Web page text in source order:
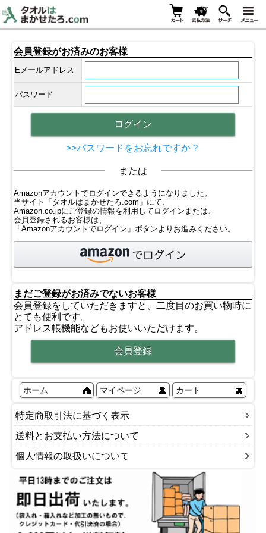
会員登録がお済みのお客様
Eメールアドレス
パスワード
>>パスワードをお忘れですか？
または
Amazonアカウントでログインできるようになりました。
当サイト「タオルはまかせたろ.com」にて、
Amazon.co.jpにご登録の情報を利用してログインまたは、
会員登録されるお客様は、
「Amazonアカウントでログイン」ボタンよりお進みください。
まだご登録がお済みでないお客様
会員登録をしていただきますと、二度目のお買い物時に
とても便利です。
アドレス帳機能などもお使いいただけます。
ホーム マイページ カート
特定商取引法に基づく表示
送料とお支払い方法について
個人情報の取扱いについて